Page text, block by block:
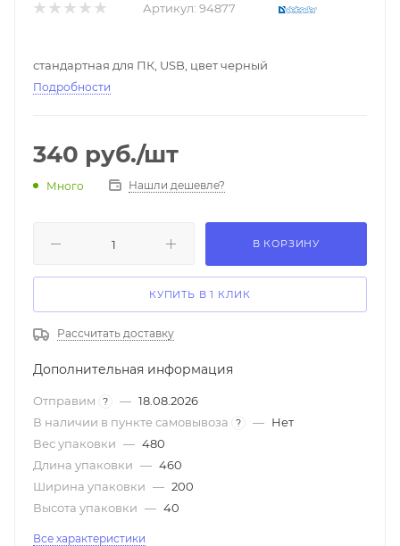
Артикул: 94877
стандартная для ПК, USB, цвет черный
Подробности
340 руб./шт
Много Нашли дешевле?
В КОРЗИНУ
КУПИТЬ В 1 КЛИК
Рассчитать доставку
Дополнительная информация
Отправим ? — 18.08.2026
В наличии в пункте самовывоза
? — Нет
Вес упаковки — 480
Длина упаковки — 460
Ширина упаковки — 200
Высота упаковки — 40
Все характеристики